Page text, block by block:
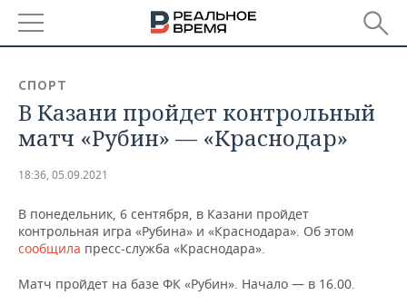
БАШКОРТОСТАН
ТАТАРСТАН
НОВОСТИ
АНАЛИТИКА
ДЕКЛАРАЦИИ О ДОХОДАХ
НОВОСТИ ЭКОНОМИКИ
ПРОМЫШЛЕННОСТЬ
ПРОМЫШЛЕННОСТИ
НЕДВИЖИМОСТЬ
СПОРТ
В Казани пройдет контрольный
матч «Рубин» — «Краснодар»
18:36, 05.09.2021
В понедельник, 6 сентября, в Казани пройдет
контрольная игра «Рубина» и «Краснодара». Об этом
сообщила пресс-служба «Краснодара».
Матч пройдет на базе ФК «Рубин». Начало — в 16.00.